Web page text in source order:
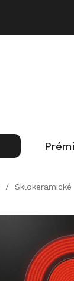
/ Sklokeramické